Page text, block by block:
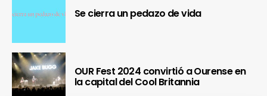
Se cierra un pedazo de vida
OUR Fest 2024 convirtió a Ourense en
la capital del Cool Britannia